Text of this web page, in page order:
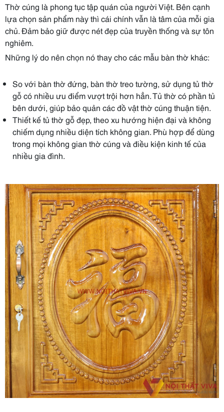
Thờ cúng là phong tục tập quán của người Việt. Bên cạnh
lựa chọn sản phẩm này thì cái chính vẫn là tâm của mỗi gia
chủ. Đảm bảo giữ được nét đẹp của truyền thống và sự tôn
nghiêm.
Những lý do nên chọn nó thay cho các mẫu bàn thờ khác:
So với bàn thờ đứng, bàn thờ treo tường, sử dụng tủ thờ
gỗ có nhiều ưu điểm vượt trội hơn hẳn. Tủ thờ có phần tủ
bên dưới, giúp bảo quản các đồ vật thờ cúng thuận tiện.
Thiết kế tủ thờ gỗ đẹp, theo xu hướng hiện đại và không
chiếm dụng nhiều diện tích không gian. Phù hợp để dùng
trong mọi không gian thờ cúng và điều kiện kinh tế của
nhiều gia đình.